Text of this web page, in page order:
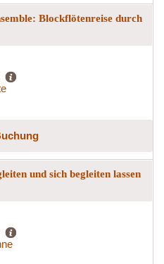
Blockflötenreise durch
und sich begleiten lassen